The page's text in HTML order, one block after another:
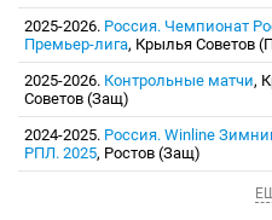
2025-2026. Россия. Чемпионат
Премьер-лига, Крылья Советов
2025-2026. Контрольные матчи,
Советов (Защ)
2024-2025. Россия. Winline
РПЛ. 2025, Ростов (Защ)